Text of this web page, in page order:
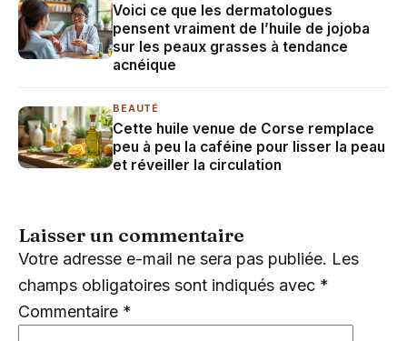
Voici ce que les dermatologues
pensent vraiment de l’huile de jojoba
sur les peaux grasses à tendance
acnéique
BEAUTÉ
Cette huile venue de Corse remplace
peu à peu la caféine pour lisser la peau
et réveiller la circulation
Laisser un commentaire
Votre adresse e-mail ne sera pas publiée. Les
champs obligatoires sont indiqués avec *
Commentaire *